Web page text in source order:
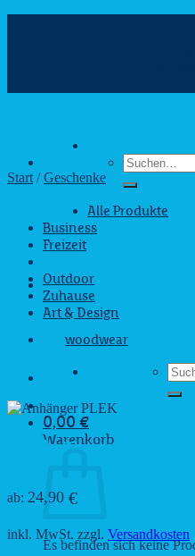
Suchen
nach:
Alle Produkte
Business
Freizeit
Outdoor
Zuhause
Art & Design
woodwear
0,00 €
Warenkorb
Es befinden sich keine
Start / Geschenke
ab: 24,90 €
inkl. MwSt. zzgl. Versandkosten